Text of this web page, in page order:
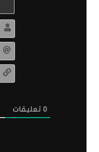
0 تعليقات